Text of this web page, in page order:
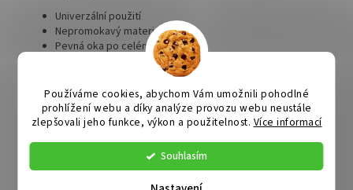
Používáme cookies, abychom Vám umožnili pohodlné
prohlížení webu a díky analýze provozu webu neustále
zlepšovali jeho funkce, výkon a použitelnost. Více informací
Souhlasím
Univerzální použití
Nepromokavý materiál
Pevná oka po celém obvodu
Zesílený lem pro větší pevnost
Snadná skladnost a manipulace
Technické parametry:
Rozměry: 15 x 16 m (odchylka od udávaného rozměru je
+/- 5 %)
Materiál: polypropylen (PP) + polyethylen (PE)
Barva: modrá